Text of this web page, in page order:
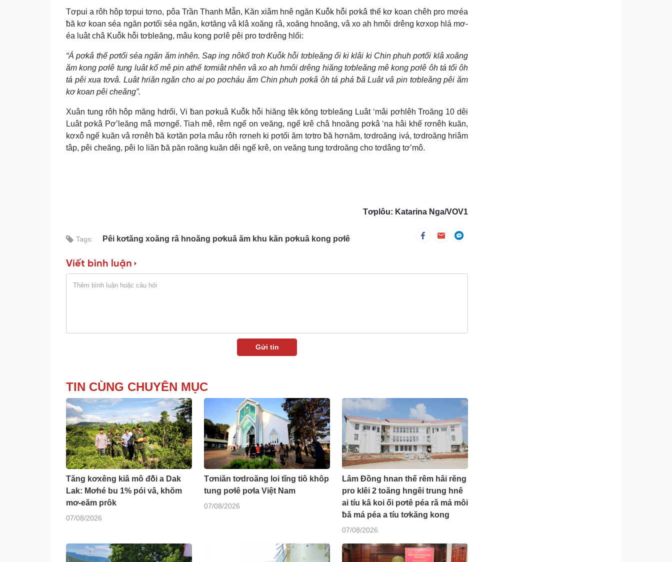
Tơpui a rôh hôp tơpui tơno, pôa Trần Thanh Mẫn, Kăn xiâm hnê ngăn Kuô̆k hô̆i pơkâ thế kơ koan chêh pro mơéa
ƀă kơ koan séa ngăn pơtối séa ngăn, kơtăng vâ klâ xoăng râ, xoăng hnoăng, vâ xo ah hmôi drêng kơxop hlá mơ-
éa luât châ Kuô̆k hô̆i tơbleăng, mâu kong pơlê pêi pro tơdrêng hlối:
“Á pơkâ thế pơtối séa ngăn ăm inhên. Sap ing nôkố troh Kuô̆k hô̆i tơbleăng ối ki klâi ki Chin phuh pơtối klâ xoăng
ăm kong pơlê tung luât kố mê pin athế tơmiât nhên vâ xo ah hmôi drêng hiăng tơbleăng mê kong pơlê ôh tá tối ôh
tá pêi xua tơvâ. Luât hriăn ngăn cho ai po pơcháu ăm Chin phuh pơkâ ôh tá phá ƀă Luât vâ pin tơbleăng pêi ăm
kơ koan pêi cheăng”.
Xuân tung rôh hôp măng hdrối, Vi ƀan pơkuâ Kuô̆k hô̆i hiăng têk kŏng tơbleăng Luât ‘mâi pơhlêh Troăng 10 dêi
Luât pơkâ Pơ’leăng mâ mơngế. Tiah mê, rêm ngế on veăng, ngế krê châ hnoăng pơkâ ‘na hâi khế rơnêh kuăn,
kơxô̆ ngế kuăn vâ rơnêh ƀă kơtăn pơla mâu rôh rơneh ki pơtối ăm tơtro ƀă hơnăm, tơdroăng ivá, tơdroăng hriâm
tâp, pêi cheăng, pêi lo liăn ƀă păn roăng kuăn dêi ngế krê, on veăng tung tơdroăng cho tơdâng tơ’mô.
Tơplôu: Katarina Nga/VOV1
Tags: Pêi kơtăng xoăng râ hnoăng pơkuâ ăm khu kăn pơkuâ kong pơlê
Viết bình luận
TIN CÙNG CHUYÊN MỤC
Tăng kơxêng kiâ mô đô̆i a Dak
Lak: Mơhé bu 1% pói vâ, khŏm
mơ-eăm prôk
07/08/2026
Tơniăn tơdroăng loi tĭng tiô khôp
tung pơlê pơla Việt Nam
07/08/2026
Lâm Đồng hnan thế rêm hâi rĕng
pro klêi 2 toăng hngêi trung hnê
ai tíu kâ koi ối pơtê péa râ má môi
ƀă má péa a tíu tơkăng kong
07/08/2026